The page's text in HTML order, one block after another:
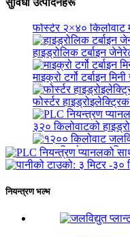
सानो १ किलोवाट ३
फोर्स्टर २×४० किलोवाट
हाइड्रोलिक टर्बाइन
माइक्रो टर्गो टर्बाइन
फोर्स्टर
३२० किलोवाटको
१२०० किलोवाट
२० फिट २५० किलोवाट
नियन्त्रण भल्भ